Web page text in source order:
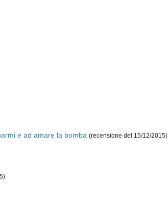
e ad amare la bomba (recensione del 15/12/2015)